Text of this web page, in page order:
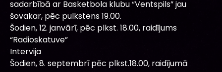
sadarbībā ar Basketbola klubu “Ventspils” jau
šovakar, pēc pulkstens 19.00.
Šodien, 12. janvārī, pēc plkst. 18.00, raidījums
“Radioskatuve”
Intervija
Šodien, 8. septembrī pēc plkst.18.00, raidījumā